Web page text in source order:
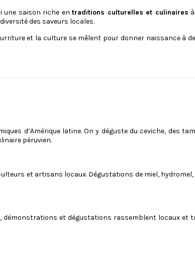
une saison riche entraditions culturelles et culinaires
des saveurs locales.
et la culture se mêlent pour donner naissance à
d’Amérique latine. On y déguste du ceviche, des
péruvien.
et artisans locaux. Dégustations de miel,
démonstrations et dégustations rassemblent locaux et